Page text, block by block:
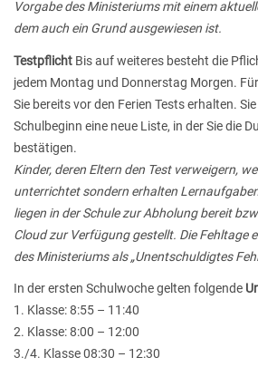
Vorgabe des Ministeriums mit einem
dem auch ein Grund ausgewiesen ist.
Testpflicht Bis auf weiteres besteht die
jedem Montag und Donnerstag Morgen.
Sie bereits vor den Ferien Tests erhalten.
Schulbeginn eine neue Liste, in der Sie die
bestätigen.
Kinder, deren Eltern den Test verweigern,
unterrichtet sondern erhalten
liegen in der Schule zur Abholung bereit
Cloud zur Verfügung gestellt. Die Fehltage
des Ministeriums als „Unentschuldigtes
In der ersten Schulwoche gelten folgende
1. Klasse: 8:55 – 11:40
2. Klasse: 8:00 – 12:00
3./4. Klasse 08:30 – 12:30